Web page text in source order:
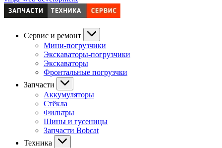
Сервис и ремонт
Мини-погрузчики
Экскаваторы-погрузчики
Экскаваторы
Фронтальные погрузчки
Запчасти
Аккумуляторы
Стёкла
Фильтры
Шины и гусеницы
Запчасти Bobcat
Техника